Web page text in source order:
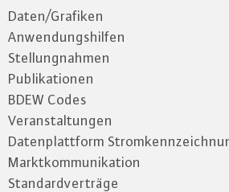
Daten/Grafiken
Anwendungshilfen
Stellungnahmen
Publikationen
BDEW Codes
Veranstaltungen
Datenplattform
Marktkommunikation
Standardverträge